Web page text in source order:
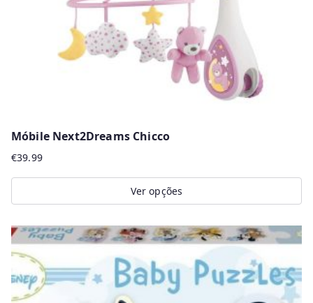
Móbile Next2Dreams Chicco
€39.99
Ver opções
product
has
multiple
variants.